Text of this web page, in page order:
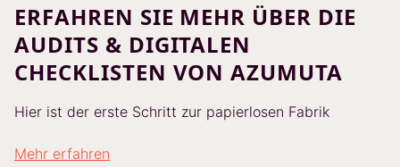
ERFAHREN SIE MEHR ÜBER DIE
AUDITS & DIGITALEN
CHECKLISTEN VON AZUMUTA
Hier ist der erste Schritt zur papierlosen Fabrik
Mehr erfahren